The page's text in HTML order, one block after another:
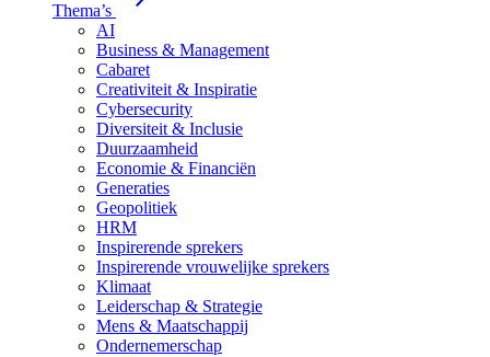
Thema’s
AI
Business & Management
Cabaret
Creativiteit & Inspiratie
Cybersecurity
Diversiteit & Inclusie
Duurzaamheid
Economie & Financiën
Generaties
Geopolitiek
HRM
Inspirerende sprekers
Inspirerende vrouwelijke sprekers
Klimaat
Leiderschap & Strategie
Mens & Maatschappij
Ondernemerschap